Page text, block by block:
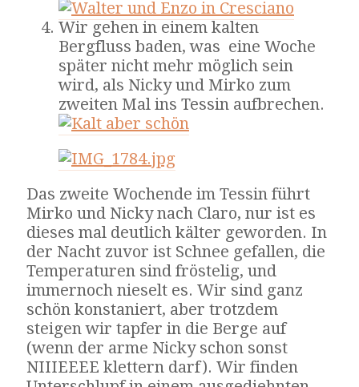
Wir gehen in einem kalten
Bergfluss baden, was eine Woche
später nicht mehr möglich sein
wird, als Nicky und Mirko zum
zweiten Mal ins Tessin aufbrechen.
Das zweite Wochende im Tessin führt
Mirko und Nicky nach Claro, nur ist es
dieses mal deutlich kälter geworden. In
der Nacht zuvor ist Schnee gefallen, die
Temperaturen sind fröstelig, und
immernoch nieselt es. Wir sind ganz
schön konstaniert, aber trotzdem
steigen wir tapfer in die Berge auf
(wenn der arme Nicky schon sonst
NIIIEEEE klettern darf). Wir finden